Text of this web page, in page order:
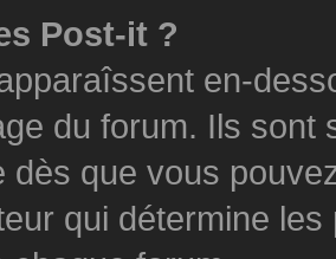
Post-it ?
en-
du forum. Ils
dès que vous
qui détermine